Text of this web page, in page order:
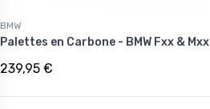
BMW
Palettes en Carbone - BMW Fxx & Mxx
239,95 €